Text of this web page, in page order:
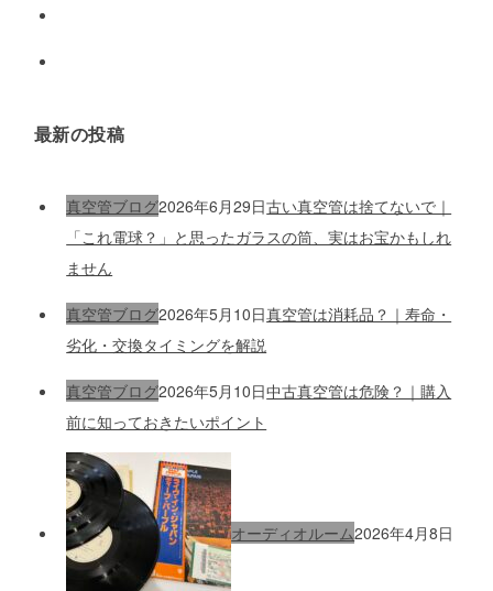
最新の投稿
真空管ブログ2026年6月29日古い真空管は捨てないで｜
「これ電球？」と思ったガラスの筒、実はお宝かもしれ
ません
真空管ブログ2026年5月10日真空管は消耗品？｜寿命・
劣化・交換タイミングを解説
真空管ブログ2026年5月10日中古真空管は危険？｜購入
前に知っておきたいポイント
オーディオルーム2026年4月8日